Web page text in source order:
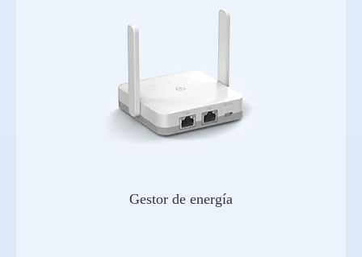
Gestor de energía